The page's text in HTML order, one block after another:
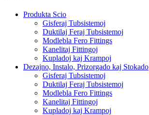
Produkta Scio
Gisferaj Tubsistemoj
Duktilaj Feraj Tubsistemoj
Modlebla Fero Fittings
Kanelitaj Fittingoj
Kupladoj kaj Krampoj
Dezajno, Instalo, Prizorgado kaj Stokado
Gisferaj Tubsistemoj
Duktilaj Feraj Tubsistemoj
Modlebla Fero Fittings
Kanelitaj Fittingoj
Kupladoj kaj Krampoj